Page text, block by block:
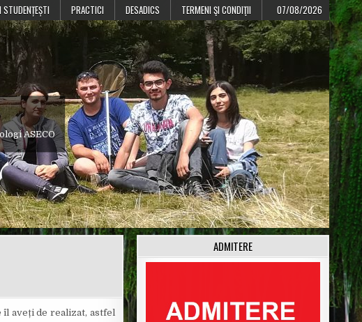
STUDENȚEȘTI PRACTICI DESADICS TERMENI ŞI CONDIŢII 07/08/2026
ASECO
aveți de realizat, astfel
ADMITERE